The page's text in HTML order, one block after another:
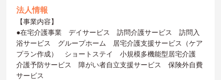
法人情報
【事業内容】
●在宅介護事業 デイサービス 訪問介護サービス 訪問入
浴サービス グループホーム 居宅介護支援サービス（ケア
プラン作成） ショートステイ 小規模多機能型居宅介護
介護予防サービス 障がい者自立支援サービス 保険外自費
サービス